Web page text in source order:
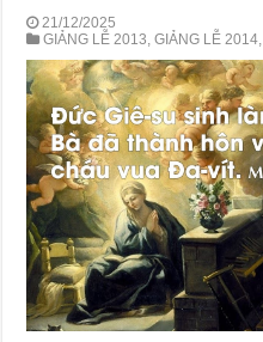
21/12/2025
GIẢNG LỄ 2013 ,GIẢNG LỄ 2014